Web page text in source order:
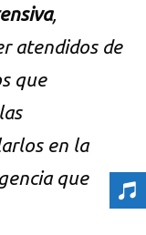
,
atendidos de
que
en la
que